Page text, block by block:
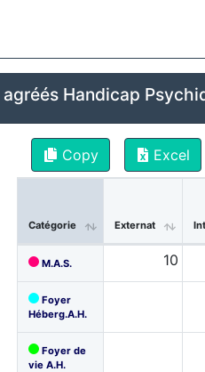
agréés Handicap
Copy Excel
Catégorie Externat
M.A.S. 10
Foyer
Héberg.A.H.
Foyer de
vie A.H.